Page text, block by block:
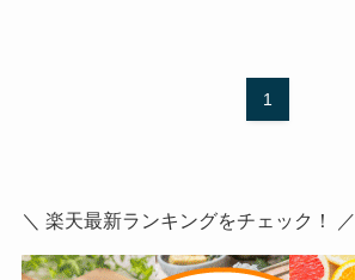
1
＼ 楽天最新ランキングをチェック！ ／